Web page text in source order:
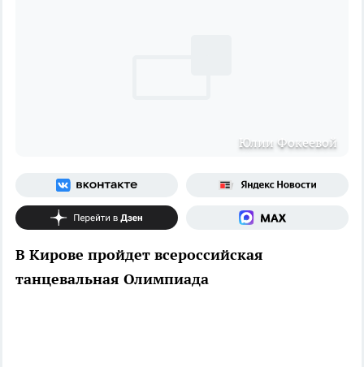
Юлии Фокеевой
В Кирове пройдет всероссийская
танцевальная Олимпиада